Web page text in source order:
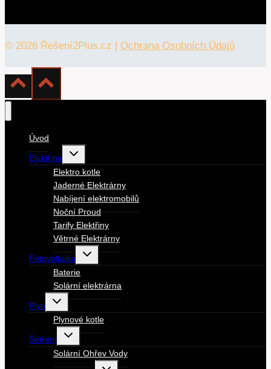
© 2026 Řešení2Plus.cz | Ochrana Osobních Údajů
Úvod
Elektřina
Toggle
menu
Elektro kotle
Jaderné Elektrárny
Nabíjení elektromobilů
Noční Proud
Tarify Elektřiny
Větrné Elektrárny
Fotovoltaika
Toggle
Baterie
Solární elektrárna
Plyn
Toggle
menu
Plynové kotle
Šetření
Toggle
menu
Solární Ohřev Vody
Toggle